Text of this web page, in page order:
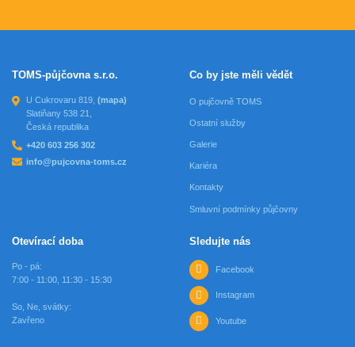
TOMS-půjčovna s.r.o.
U Cukrovaru 819, (mapa)
Slatiňany 538 21,
Česká republika
+420 603 256 302
info@pujcovna-toms.cz
Co by jste měli vědět
O pujčovně TOMS
Ostatní služby
Galerie
Kariéra
Kontakty
Smluvní podmínky půjčovny
Otevírací doba
Po - pá:
7:00 - 11:00, 11:30 - 15:30
So, Ne, svátky:
Zavřeno
Sledujte nás
Facebook
Instagram
Youtube